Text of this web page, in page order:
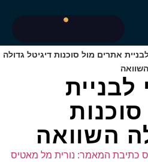
אתרים מול סוכנות דיגיטל גדולה
השוואה
השוואה
כתיבת המאמר: נורית מל מאטיס